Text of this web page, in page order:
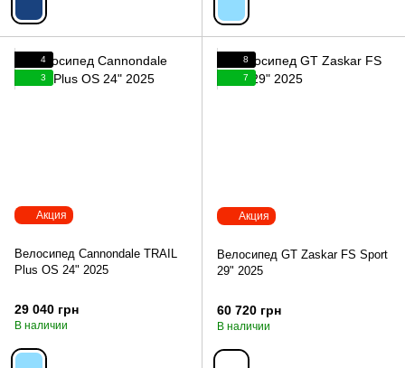
Акция
4
3
Велосипед Cannondale TRAIL
Plus OS 24" 2025
29 040 грн
В наличии
Акция
8
7
Велосипед GT Zaskar FS Sport
29" 2025
60 720 грн
В наличии